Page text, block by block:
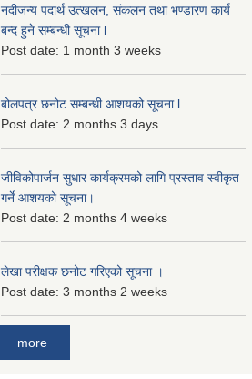
नदीजन्य पदार्थ उत्खलन, संकलन तथा भण्डारण कार्य
बन्द हुने सम्बन्धी सूचना l
Post date: 1 month 3 weeks
बोलपत्र छनोट सम्बन्धी आशयको सूचना l
Post date: 2 months 3 days
जीविकोपार्जन सुधार कार्यक्रमको लागि प्रस्ताव स्वीकृत
गर्ने आशयको सूचना।
Post date: 2 months 4 weeks
लेखा परीक्षक छनोट गरिएको सूचना ।
Post date: 3 months 2 weeks
more